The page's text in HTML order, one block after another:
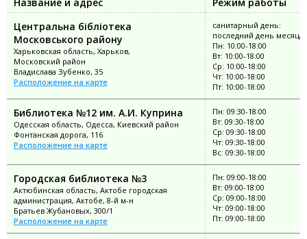
Центральна бібліотека
Московського району
Харьковская область, Харьков,
Московский район
Владислава Зубенко, 35
Расположение на карте
санитарный день:
последний день месяца
Пн: 10:00-18:00
Вт: 10:00-18:00
Ср: 10:00-18:00
Чт: 10:00-18:00
Пт: 10:00-18:00
Библиотека №12 им. А.И. Куприна
Одесская область, Одесса, Киевский район
Фонтанская дорога, 116
Расположение на карте
Пн: 09:30-18:00
Вт: 09:30-18:00
Ср: 09:30-18:00
Чт: 09:30-18:00
Вс: 09:30-18:00
Городская библиотека №3
Актюбинская область, Актобе городская
администрация, Актобе, 8-й м-н
Братьев Жубановых, 300/1
Расположение на карте
Пн: 09:00-18:00
Вт: 09:00-18:00
Ср: 09:00-18:00
Чт: 09:00-18:00
Пт: 09:00-18:00